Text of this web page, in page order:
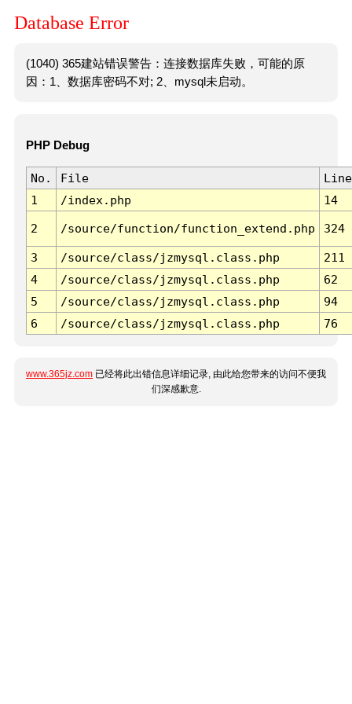
Database Error
(1040) 365建站错误警告：连接数据库失败，可能的原
因：1、数据库密码不对; 2、mysql未启动。
PHP Debug
No. File
Line
1
/index.php 14
2 /source/function/function_extend.php 324
3 /source/class/jzmysql.class.php
211
4
/source/class/jzmysql.class.php
62
5
/source/class/jzmysql.class.php
94
6
/source/class/jzmysql.class.php 76
www.365jz.com 已经将此出错信息详细记录, 由此给您带来的访问不便我
们深感歉意.